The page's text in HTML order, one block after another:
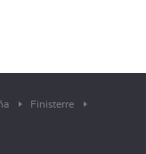
Finisterre